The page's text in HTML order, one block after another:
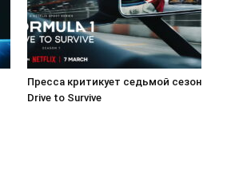
Пресса критикует седьмой сезон
Drive to Survive